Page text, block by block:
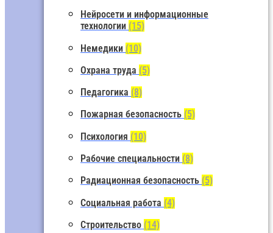
Нейросети и информационные
технологии (15)
Немедики (10)
Охрана труда (5)
Педагогика (8)
Пожарная безопасность (5)
Психология (10)
Рабочие специальности (8)
Радиационная безопасность (5)
Социальная работа (4)
Строительство (14)